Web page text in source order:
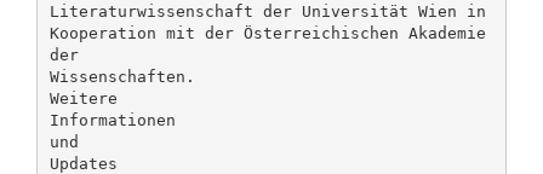
Literaturwissenschaft der Universität Wien in
Kooperation mit der Österreichischen Akademie
der
Wissenschaften.
Weitere
Informationen
und
Updates